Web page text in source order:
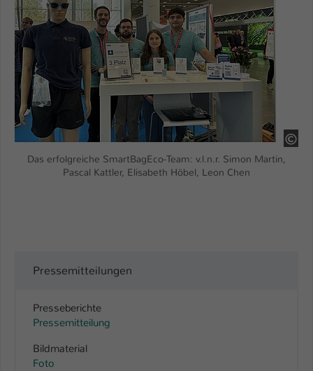
Das erfolgreiche SmartBagEco-Team: v.l.n.r. Simon Martin,
Pascal Kattler, Elisabeth Höbel, Leon Chen
Pressemitteilungen
Presseberichte
Pressemitteilung
Bildmaterial
Foto